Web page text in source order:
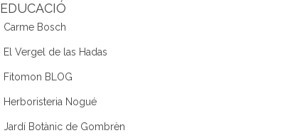
EDUCACIÓ
Carme Bosch
El Vergel de las Hadas
Fitomon BLOG
Herboristeria Nogué
Jardí Botànic de Gombrèn